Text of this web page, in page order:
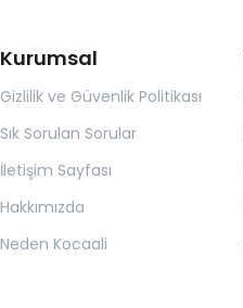
Kurumsal
Gizlilik ve Güvenlik Politikası
Sık Sorulan Sorular
İletişim Sayfası
Hakkımızda
Neden Kocaali